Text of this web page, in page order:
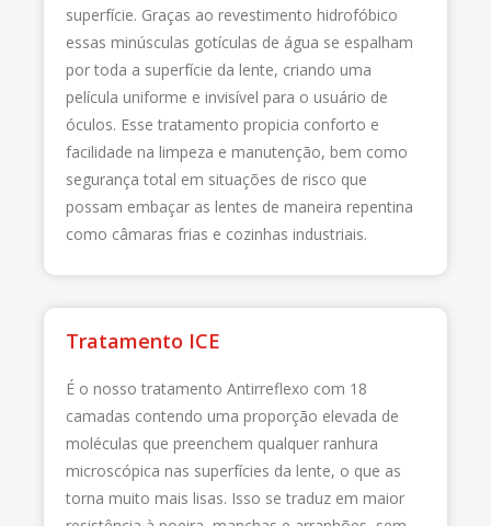
superfície. Graças ao revestimento hidrofóbico
essas minúsculas gotículas de água se espalham
por toda a superfície da lente, criando uma
película uniforme e invisível para o usuário de
óculos. Esse tratamento propicia conforto e
facilidade na limpeza e manutenção, bem como
segurança total em situações de risco que
possam embaçar as lentes de maneira repentina
como câmaras frias e cozinhas industriais.
Tratamento ICE
É o nosso tratamento Antirreflexo com 18
camadas contendo uma proporção elevada de
moléculas que preenchem qualquer ranhura
microscópica nas superfícies da lente, o que as
torna muito mais lisas. Isso se traduz em maior